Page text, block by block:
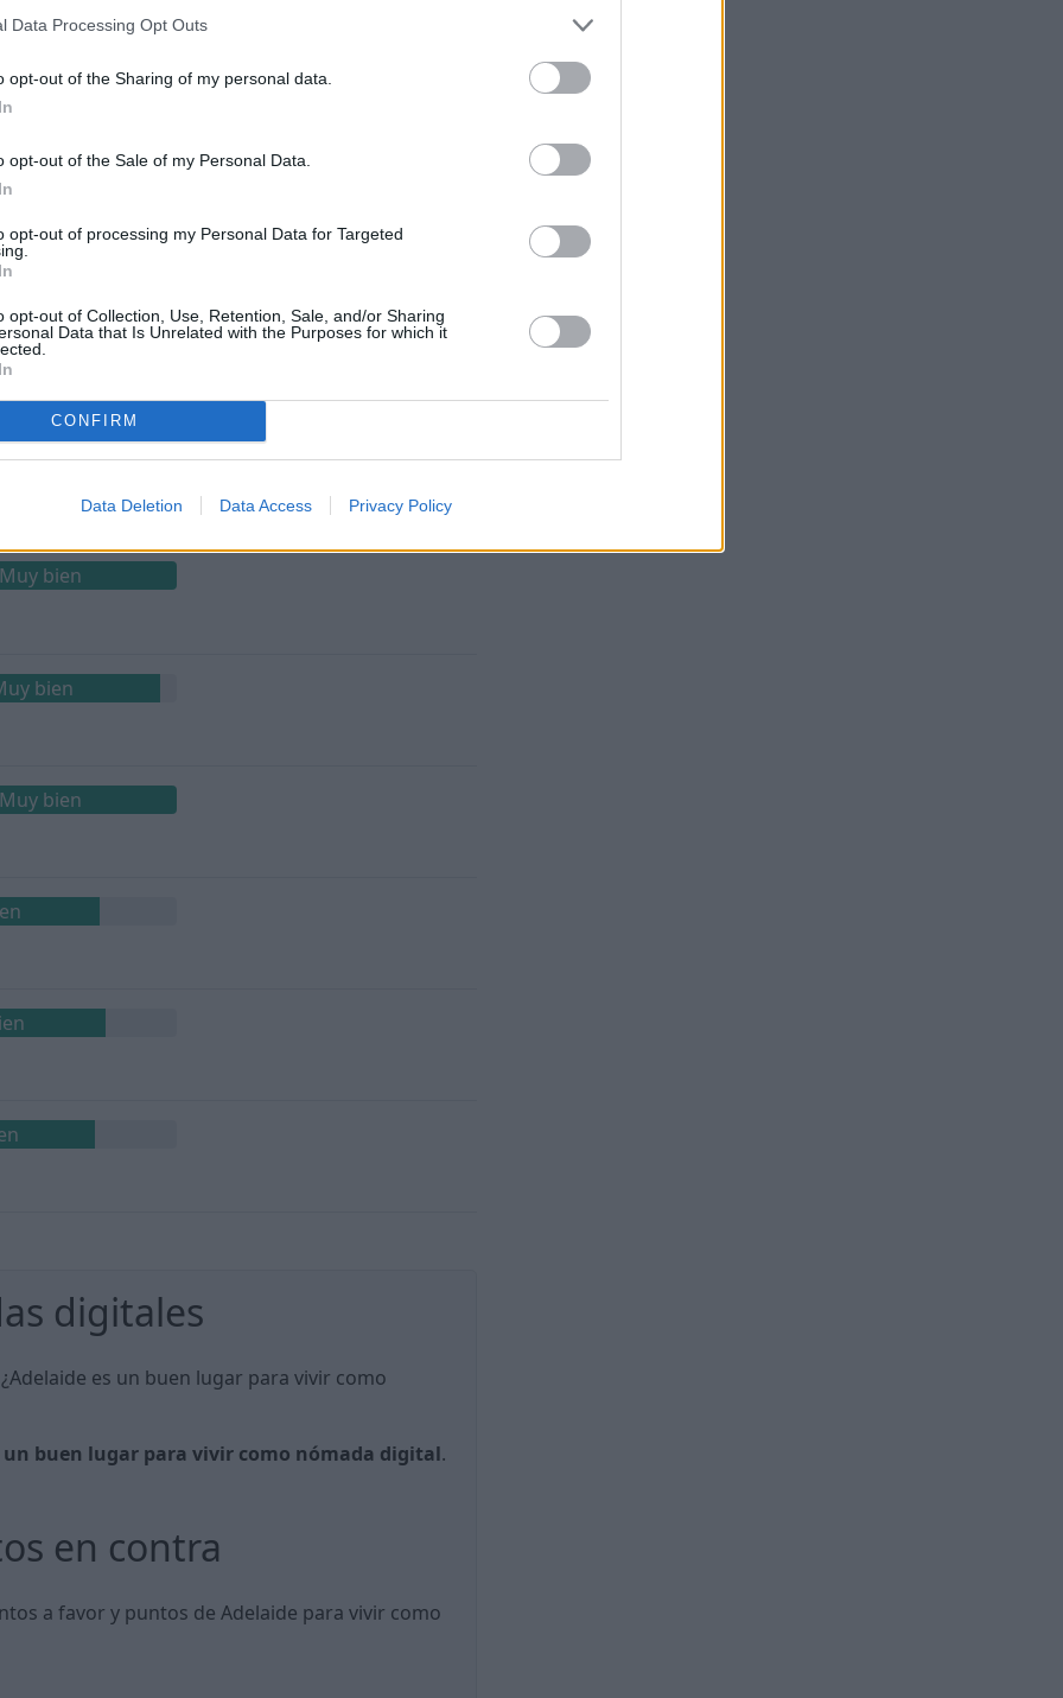
Data Processing Opt Outs
opt-out of the Sharing of my personal data.
opt-out of the Sale of my Personal Data.
opt-out of processing my Personal Data for Targeted
opt-out of Collection, Use, Retention, Sale, and/or Sharing
Data that Is Unrelated with the Purposes for which it
CONFIRM
Data Deletion Data Access Privacy Policy
las mujeres.
LGBTQ+.
bien
bien
Muy bien
bien
Muy bien
digitales
es un buen lugar para vivir como
un buen lugar para vivir como nómada digital.
en contra
a favor y puntos de Adelaide para vivir como